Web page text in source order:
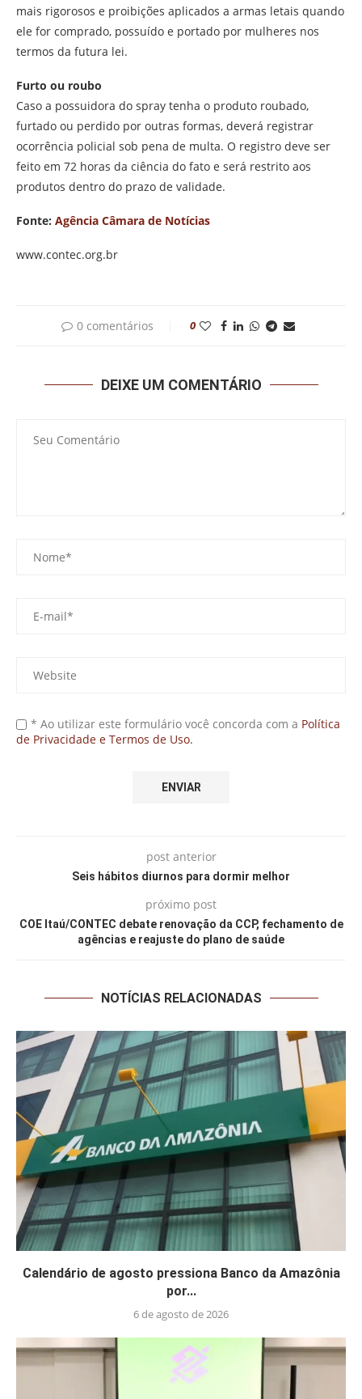
mais rigorosos e proibições aplicados a armas letais quando
ele for comprado, possuído e portado por mulheres nos
termos da futura lei.
Furto ou roubo
Caso a possuidora do spray tenha o produto roubado,
furtado ou perdido por outras formas, deverá registrar
ocorrência policial sob pena de multa. O registro deve ser
feito em 72 horas da ciência do fato e será restrito aos
produtos dentro do prazo de validade.
Fonte: Agência Câmara de Notícias
www.contec.org.br
0 comentários 0
DEIXE UM COMENTÁRIO
* Ao utilizar este formulário você concorda com a Política
de Privacidade e Termos de Uso.
post anterior
Seis hábitos diurnos para dormir melhor
próximo post
COE Itaú/CONTEC debate renovação da CCP, fechamento de
agências e reajuste do plano de saúde
NOTÍCIAS RELACIONADAS
Calendário de agosto pressiona Banco da Amazônia
por...
6 de agosto de 2026